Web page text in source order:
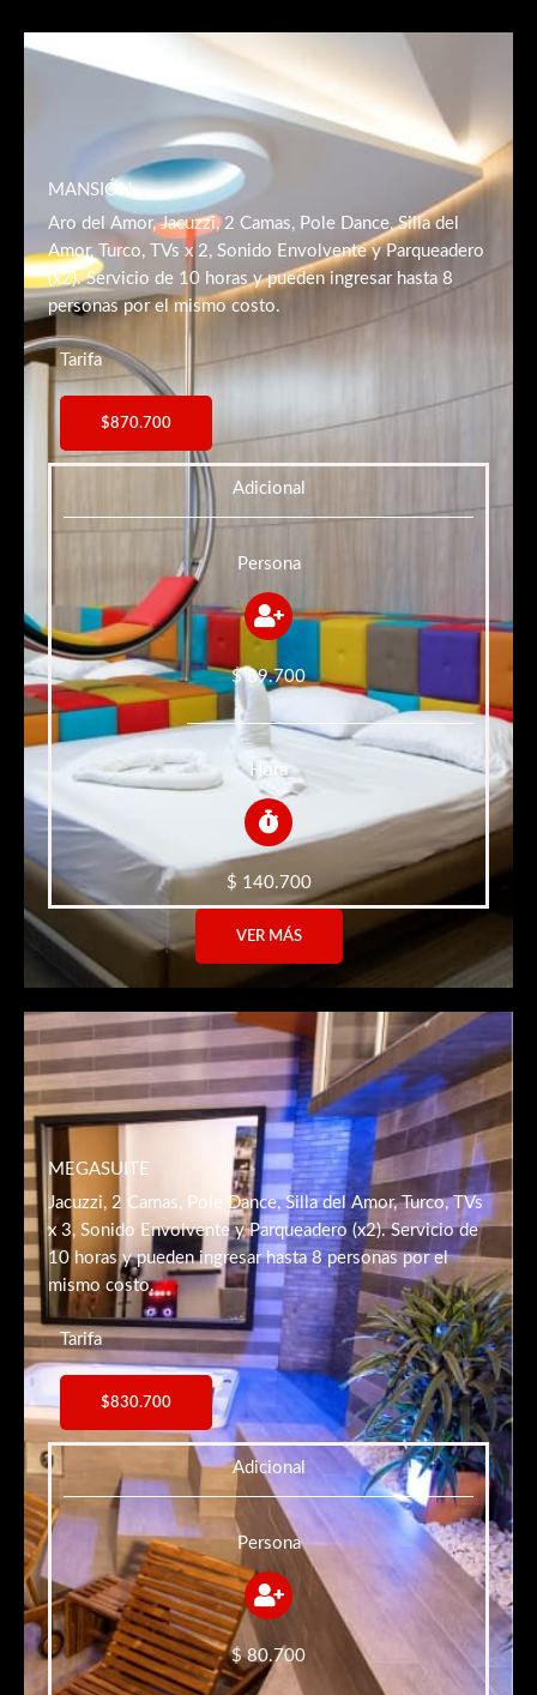
MANSIÓN
Aro del Amor, Jacuzzi, 2 Camas, Pole Dance, Silla del
Amor, Turco, TVs x 2, Sonido Envolvente y Parqueadero
(x2). Servicio de 10 horas y pueden ingresar hasta 8
personas por el mismo costo.
Tarifa
$870.700
Adicional
Persona
$ 89.700
Hora
$ 140.700
VER MÁS
MEGASUITE
Jacuzzi, 2 Camas, Pole Dance, Silla del Amor, Turco, TVs
x 3, Sonido Envolvente y Parqueadero (x2). Servicio de
10 horas y pueden ingresar hasta 8 personas por el
mismo costo.
Tarifa
$830.700
Adicional
Persona
$ 80.700